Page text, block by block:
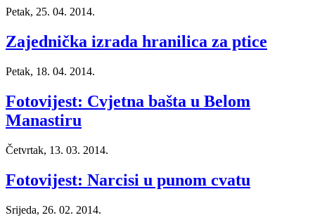
Petak, 25. 04. 2014.
Zajednička izrada hranilica za ptice
Petak, 18. 04. 2014.
Fotovijest: Cvjetna bašta u Belom
Manastiru
Četvrtak, 13. 03. 2014.
Fotovijest: Narcisi u punom cvatu
Srijeda, 26. 02. 2014.